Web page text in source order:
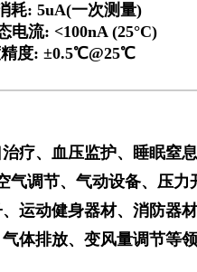
耗: 5uA(一次测量)
电流: <100nA (25°C)
度: ±0.5℃@25℃
疗、血压监护、睡眠窒
气调节、气动设备、压力
运动健身器材、消防器
体排放、变风量调节等